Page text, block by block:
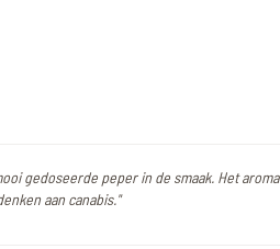
gedoseerde peper in de smaak. Het aroma
aan canabis."